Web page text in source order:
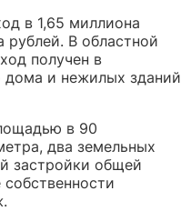
в 1,65 миллиона
В областной
получен в
дома и нежилых зданий
в 90
два земельных
застройки общей